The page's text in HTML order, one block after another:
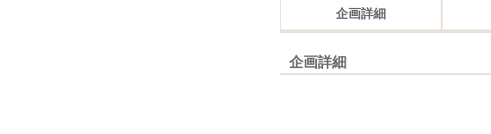
企画詳細
企画詳細